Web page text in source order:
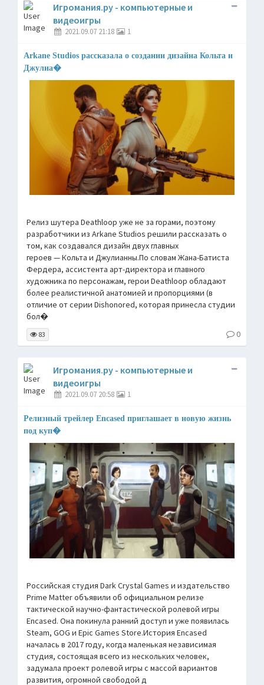
Игромания.ру - компьютерные и
видеоигры
2021.09.07 21:18 1
Arkane Studios рассказала о создании дизайна Кольта и
Джулиа�
Релиз шутера Deathloop уже не за горами, поэтому
разработчики из Arkane Studios решили рассказать о
том, как создавался дизайн двух главных
героев — Кольта и Джулианны.По словам Жана-Батиста
Фердера, ассистента арт-директора и главного
художника по персонажам, герои Deathloop обладают
более реалистичной анатомией и пропорциями (в
отличие от серии Dishonored, которая принесла студии
бол�
83 0
Игромания.ру - компьютерные и
видеоигры
2021.09.07 20:58 1
Релизный трейлер Encased приглашает в новую жизнь
под куп�
Российская студия Dark Crystal Games и издательство
Prime Matter объявили об официальном релизе
тактической научно-фантастической ролевой игры
Encased. Она покинула ранний доступ и уже появилась
Steam, GOG и Epic Games Store.История Encased
началась в 2017 году, когда маленькая независимая
студия, состоящая всего из нескольких человек,
задумала проект ролевой игры с массой вариантов
развития, огромной свободой д